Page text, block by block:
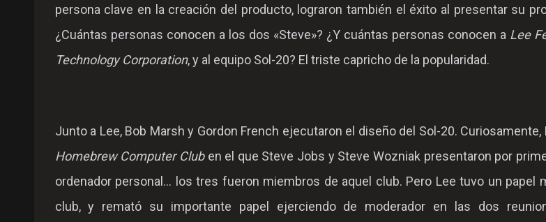
persona clave en la creación del producto, lograron también el éxito al presentar su
¿Cuántas personas conocen a los dos «Steve»? ¿Y cuántas personas conocen a Lee
Technology Corporation, y al equipo Sol-20? El triste capricho de la popularidad.
Junto a Lee, Bob Marsh y Gordon French ejecutaron el diseño del Sol-20. Curiosamente,
Homebrew Computer Cluben el que Steve Jobs y Steve Wozniak presentaron por
ordenador personal... los tres fueron miembros de aquel club. Pero Lee tuvo un papel
club, y remató su importante papel ejerciendo de moderador en las dos